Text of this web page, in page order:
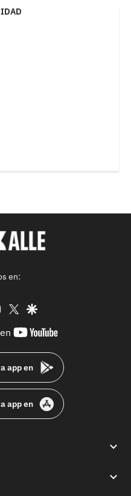
en:
instagram
twittergoogle
youtube-
app en
app en